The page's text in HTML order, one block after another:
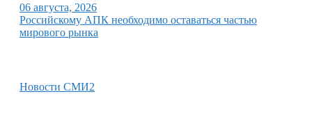
06 августа, 2026
Российскому АПК необходимо оставаться частью
мирового рынка
Новости СМИ2